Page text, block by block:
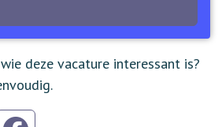
deze vacature interessant is?